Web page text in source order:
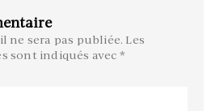
ne sera pas publiée. Les
sont indiqués avec *